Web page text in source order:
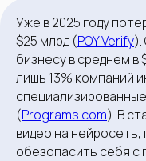
Уже в 2025 году
$25 млрд (POY Verify).
бизнесу в среднем в
лишь 13% компаний
(Programs.com). В
видео на нейросеть,
обезопасить себя